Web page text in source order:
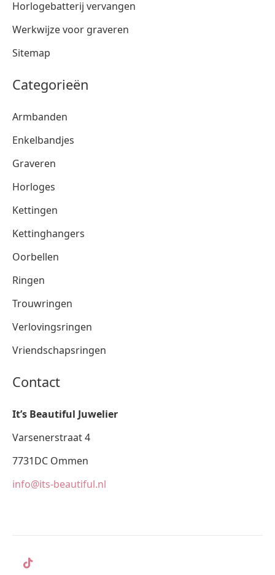
Horlogebatterij vervangen
Werkwijze voor graveren
Sitemap
Categorieën
Armbanden
Enkelbandjes
Graveren
Horloges
Kettingen
Kettinghangers
Oorbellen
Ringen
Trouwringen
Verlovingsringen
Vriendschapsringen
Contact
It’s Beautiful Juwelier
Varsenerstraat 4
7731DC Ommen
info@its-beautiful.nl